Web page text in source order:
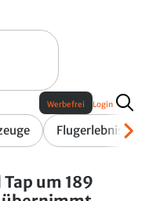
Flugerlebnis
Werbefrei Login
um 189